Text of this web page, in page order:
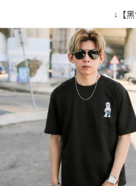
３．安心：先確認商品／服務後，再付
【「AFTEE先享後付」結帳流程】
１．於結帳方式選擇「AFTEE先享
結帳頁面，進行簡訊認證並確認金額
２．訂單成立數日內，您將收到繳費
３．收到繳費通知簡訊後14天內，點
ATM／網路銀行／等多元方式進行付
※ 請注意：結帳手續完成當下不需立
購買商品的店家。未經商家同意取消
後付繳納相關費用。
※ 交易是否成功請以「AFTEE先享後
是否繳費成功／繳費後需取消欲退款
客戶支援中心」
https://
【注意事項】
每筆NT$80，滿NT$1,800(含以
先付款後全家取貨
每筆NT$80，滿NT$1,800(含以
7-11付款取貨
每筆NT$80，滿NT$1,800(含以上
先付款後7-11取貨
每筆NT$80，滿NT$1,800(含以上
宅配
↓【